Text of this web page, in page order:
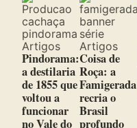
Artigos
Pindorama:
a destilaria
de 1855 que
voltou a
funcionar
no Vale do
Artigos
Coisa de
Roça: a
Famigerada
recria o
Brasil
profundo